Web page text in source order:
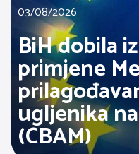
03/08/2026
BiH dobila
primjene
ugljenika
(CBAM)